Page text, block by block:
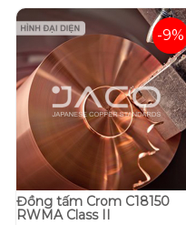
-9%
Đồng tấm Crom C18150
RWMA Class II